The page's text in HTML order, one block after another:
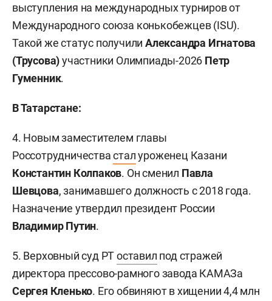
выступления на международных турниров от
Международного союза конькобежцев (ISU).
Такой же статус получилиАлександра Игнатова
(Трусова)участники Олимпиады-2026 Петр
Гуменник.
В Татарстане:
4. Новым заместителем главы
Россотрудничествасталуроженец Казани
Константин Колпаков. Он сменил Павла
Шевцова, занимавшего должность с 2018 года.
Назначение утвердил президент России
Владимир Путин.
5. Верховный суд РТоставил под стражей
директора прессово-рамного завода КАМАЗа
Сергея Кленько. Его обвиняют в хищении 4,4 млн